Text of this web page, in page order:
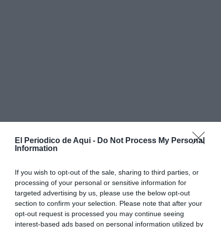
El Periodico de Aqui - Do Not Process My Personal
Information
If you wish to opt-out of the sale, sharing to third parties, or
processing of your personal or sensitive information for
targeted advertising by us, please use the below opt-out
section to confirm your selection. Please note that after your
opt-out request is processed you may continue seeing
interest-based ads based on personal information utilized by
Por suerte, existen soluciones pensadas precisamente para evitar